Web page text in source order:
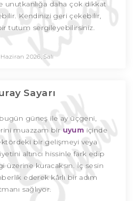
unutkanlığa daha çok dikkat
Kendinizi geri çekebilir,
tutum sergileyebilirsiniz.
2026, Salı
Sayarı
güneş ile ay üçgeni,
muazzam bir uyum içinde
bir gelişmeyi veya
altıncı hissinle fark edip
üzerine kuracaksın. İç sesin
ederek kârlı bir adım
sağlıyor.